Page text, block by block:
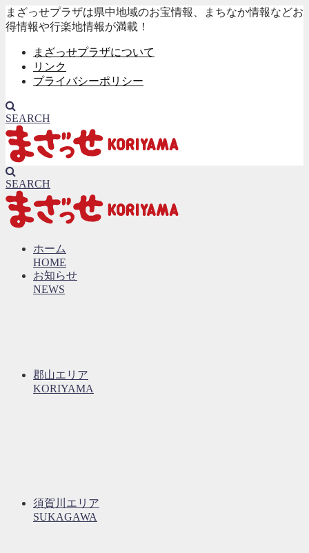
まざっせプラザは県中地域のお宝情報、まちなか情報などお
得情報や行楽地情報が満載！
まざっせプラザについて
リンク
プライバシーポリシー
SEARCH
SEARCH
ホーム
HOME
お知らせ
NEWS
郡山エリア
KORIYAMA
須賀川エリア
SUKAGAWA